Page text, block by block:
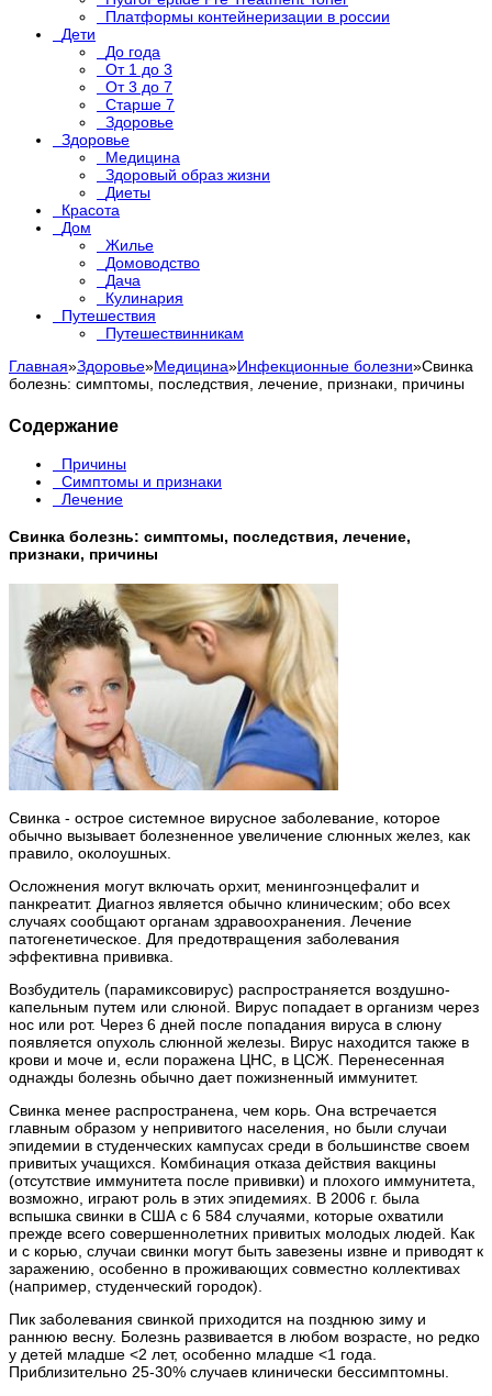
Платформы контейнеризации в россии
Дети
До года
От 1 до 3
От 3 до 7
Старше 7
Здоровье
Здоровье
Медицина
Здоровый образ жизни
Диеты
Красота
Дом
Жилье
Домоводство
Дача
Кулинария
Путешествия
Путешествинникам
Главная»Здоровье»Медицина»Инфекционные болезни»Свинка
болезнь: симптомы, последствия, лечение, признаки, причины
Содержание
Причины
Симптомы и признаки
Лечение
Свинка болезнь: симптомы, последствия, лечение,
признаки, причины
Свинка - острое системное вирусное заболевание, которое
обычно вызывает болезненное увеличение слюнных желез, как
правило, околоушных.
Осложнения могут включать орхит, менингоэнцефалит и
панкреатит. Диагноз является обычно клиническим; обо всех
случаях сообщают органам здравоохранения. Лечение
патогенетическое. Для предотвращения заболевания
эффективна прививка.
Возбудитель (парамиксовирус) распространяется воздушно-
капельным путем или слюной. Вирус попадает в организм через
нос или рот. Через 6 дней после попадания вируса в слюну
появляется опухоль слюнной железы. Вирус находится также в
крови и моче и, если поражена ЦНС, в ЦСЖ. Перенесенная
однажды болезнь обычно дает пожизненный иммунитет.
Свинка менее распространена, чем корь. Она встречается
главным образом у непривитого населения, но были случаи
эпидемии в студенческих кампусах среди в большинстве своем
привитых учащихся. Комбинация отказа действия вакцины
(отсутствие иммунитета после прививки) и плохого иммунитета,
возможно, играют роль в этих эпидемиях. В 2006 г. была
вспышка свинки в США с 6 584 случаями, которые охватили
прежде всего совершеннолетних привитых молодых людей. Как
и с корью, случаи свинки могут быть завезены извне и приводят к
заражению, особенно в проживающих совместно коллективах
(например, студенческий городок).
Пик заболевания свинкой приходится на позднюю зиму и
раннюю весну. Болезнь развивается в любом возрасте, но редко
у детей младше <2 лет, особенно младше <1 года.
Приблизительно 25-30% случаев клинически бессимптомны.